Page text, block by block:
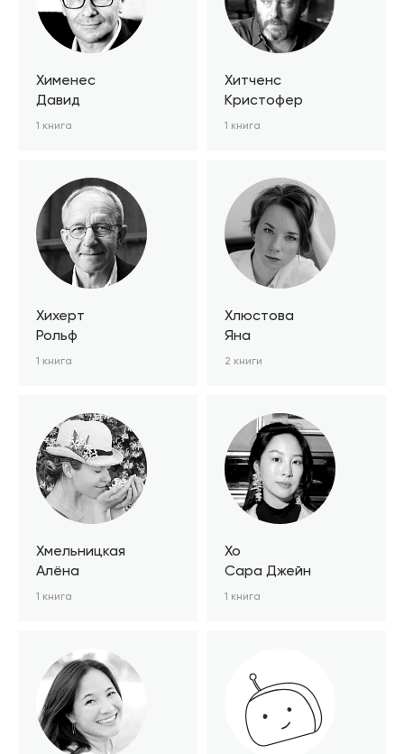
Хименес
Давид
1 книга
Хитченc
Кристофер
1 книга
Хихерт
Рольф
1 книга
Хлюстова
Яна
2 книги
Хмельницкая
Алёна
1 книга
Хо
Сара Джейн
1 книга